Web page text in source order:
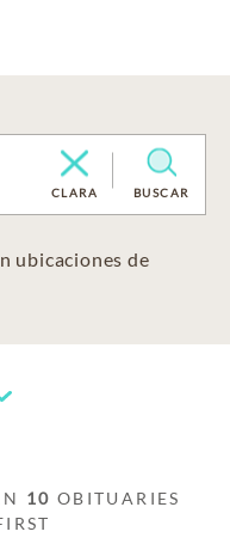
CLARA BUSCAR
ubicaciones de
10 OBITUARIES